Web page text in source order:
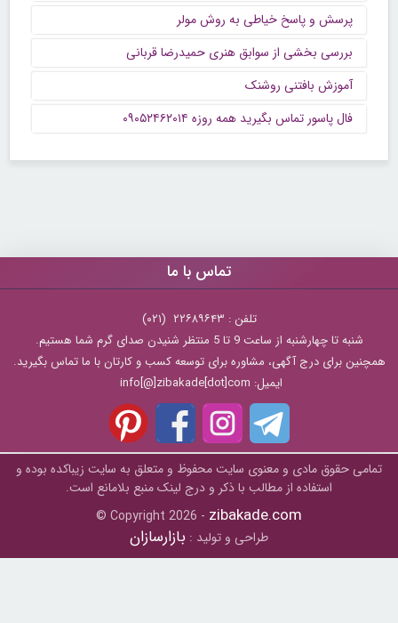
پرسش و پاسخ خیاطی به روش مولر
بررسی بخشی از سوابق هنری حمیدرضا قربانی
آموزش بافتنی روشنک
فال پاسور تماس بگیرید همه روزه ۰۹۰۵۲۴۶۲۰۱۴
تماس با ما
تلفن : ۲۲۶۸۹۶۴۳ (۰۲۱)
شنبه تا چهارشنبه از ساعت 9 تا 5 منتظر شنیدن صدای گرم شما هستیم.
همچنین برای درج آگهی، مشاوره برای توسعه کسب و کارتان با ما تماس بگیرید.
ایمیل: info[@]zibakade[dot]com
تمامی حقوق مادی و معنوی سایت محفوظ و متعلق به سايت زیباکده بوده و
استفاده از مطالب با ذکر و درج لینک منبع بلامانع است.
© Copyright 2026 - zibakade.com
طراحی و تولید : بازارسازان